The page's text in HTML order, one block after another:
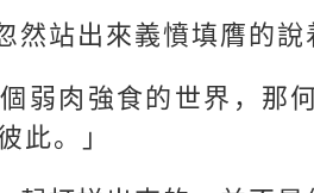
站出來義憤填膺的說
弱肉強食的世界，那
此。」